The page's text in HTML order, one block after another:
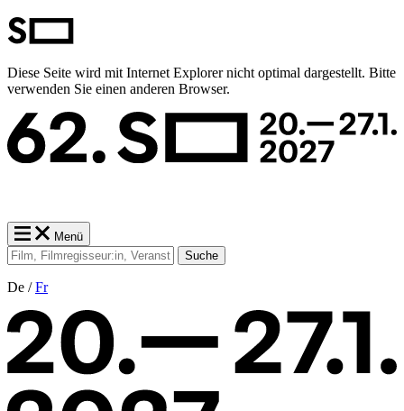
Diese Seite wird mit Internet Explorer nicht optimal dargestellt. Bitte
verwenden Sie einen anderen Browser.
Menü
Suche
De /Fr